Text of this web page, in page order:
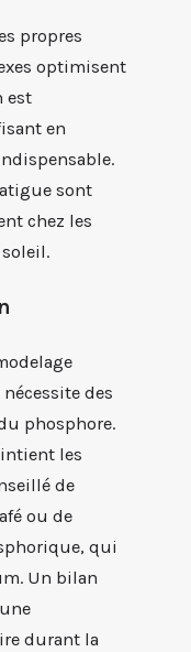
propres
optimisent
est
en
sont
chez les
des
phosphore.
les
de
ou de
qui
Un bilan
durant la